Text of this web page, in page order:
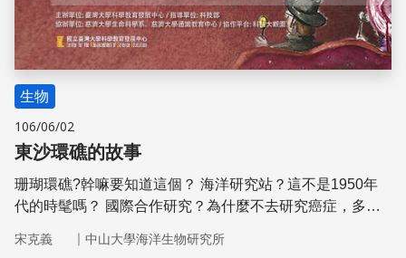
生物
106/06/02
東沙環礁的故事
珊瑚環礁?幹嘛要知道這個？ 海洋研究站？這不是1950年
代的時髦嗎？ 國際合作研究？為什麼不去研究癌症，多少
50分鐘，讓我們開啟一扇小窗， 以管窺豹來看世界。
宋克義 ｜ 中山大學海洋生物研究所